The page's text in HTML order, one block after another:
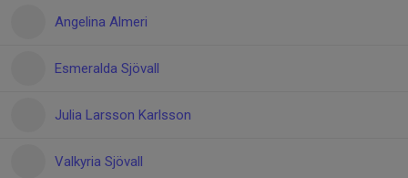
Angelina Almeri
Esmeralda Sjövall
Julia Larsson Karlsson
Valkyria Sjövall